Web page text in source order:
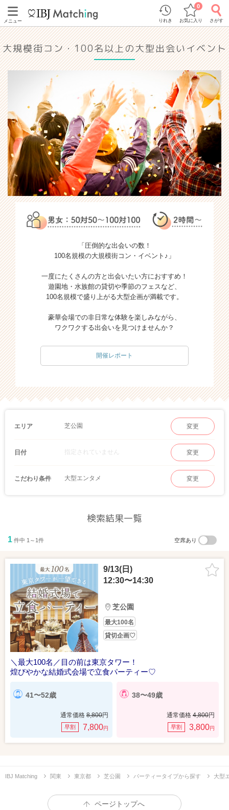
メニュー りれき お気に入り
0
さがす
大規模街コン・100名以上の大型出会いイベント
「圧倒的な出会いの数！
100名規模の大規模街コン・イベント♪」
一度にたくさんの方と出会いたい方におすすめ！
遊園地・水族館の貸切や季節のフェスなど、
100名規模で盛り上がる大型企画が満載です。
豪華会場での非日常な体験を楽しみながら、
ワクワクする出会いを見つけませんか？
開催レポート
エリア 芝公園 変更
日付 指定されていません 変更
こだわり条件 大型エンタメ 変更
検索結果一覧
1 件中 1～1件 空席あり
9/13(日)
12:30〜14:30
芝公園
最大100名
貸切企画♡
＼最大100名／目の前は東京タワー！
煌びやかな結婚式会場で立食パーティー♡
41〜52歳
通常価格 8,800円
早割 7,800円
38〜49歳
通常価格 4,800円
早割 3,800円
IBJ Matching 関東 東京都 芝公園 パーティータイプから探す 大型
ページトップへ